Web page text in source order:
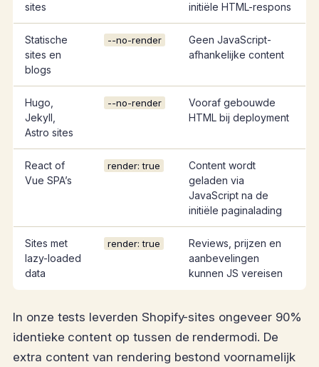
sites
initiële HTML-respons
Statische
sites en
blogs
--no-render
Geen JavaScript-
afhankelijke content
Hugo,
Jekyll,
Astro sites
--no-render
Vooraf gebouwde
HTML bij deployment
React of
Vue SPA’s
render: true
Content wordt
geladen via
JavaScript na de
initiële paginalading
Sites met
lazy-loaded
data
render: true
Reviews, prijzen en
aanbevelingen
kunnen JS vereisen
In onze tests leverden Shopify-sites ongeveer 90%
identieke content op tussen de rendermodi. De
extra content van rendering bestond voornamelijk